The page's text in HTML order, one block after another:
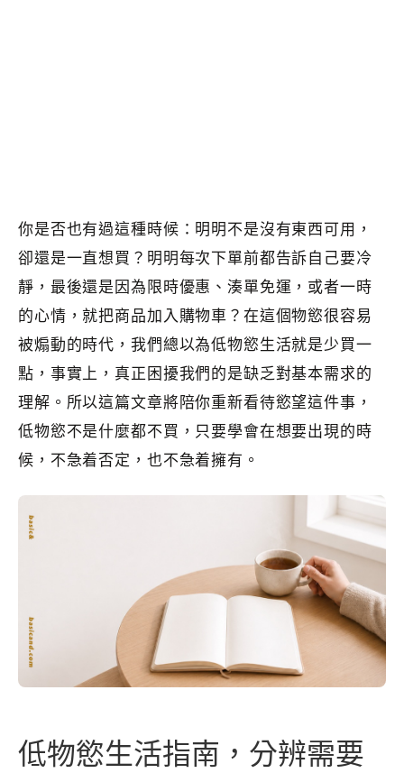
你是否也有過這種時候：明明不是沒有東西可用，
卻還是一直想買？明明每次下單前都告訴自己要冷
靜，最後還是因為限時優惠、湊單免運，或者一時
的心情，就把商品加入購物車？在這個物慾很容易
被煽動的時代，我們總以為低物慾生活就是少買一
點，事實上，真正困擾我們的是缺乏對基本需求的
理解。所以這篇文章將陪你重新看待慾望這件事，
低物慾不是什麼都不買，只要學會在想要出現的時
候，不急着否定，也不急着擁有。
低物慾生活指南，分辨需要